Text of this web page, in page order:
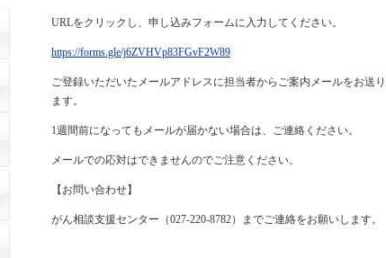
URLをクリックし、申し込みフォームに入力してください。
https://forms.gle/j6ZVHVp83FGvF2W89
ご登録いただいたメールアドレスに担当者からご案内メールをお送
ます。
1週間前になってもメールが届かない場合は、ご連絡ください。
メールでの応対はできませんのでご注意ください。
【お問い合わせ】
がん相談支援センター（027-220-8782）までご連絡をお願いします。